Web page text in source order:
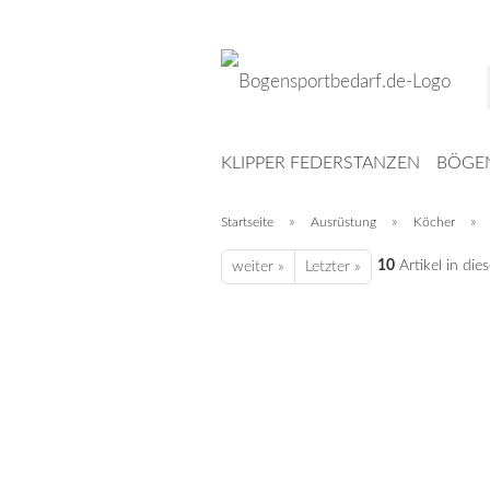
KLIPPER FEDERSTANZEN
ZIELE MESSER ARMBRUST
Startseite » Ausrüstung » Köcher »
weiter » Letzter » 10 Artikel in